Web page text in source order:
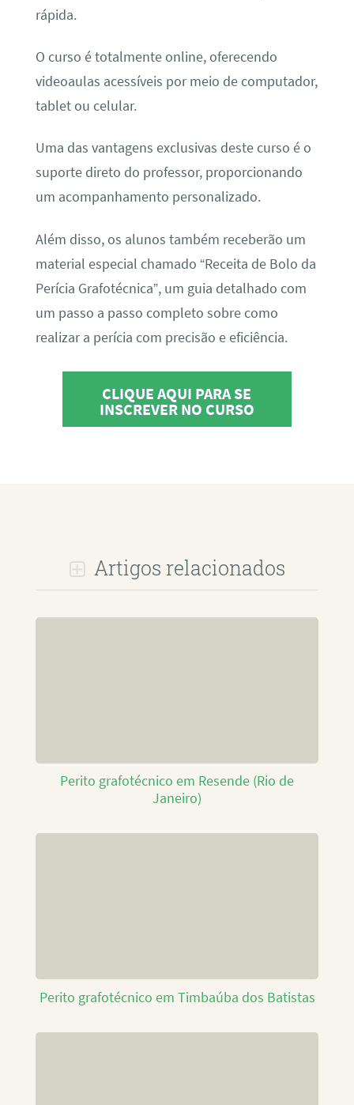
rápida.
O curso é totalmente online, oferecendo
videoaulas acessíveis por meio de computador,
tablet ou celular.
Uma das vantagens exclusivas deste curso é o
suporte direto do professor, proporcionando
um acompanhamento personalizado.
Além disso, os alunos também receberão um
material especial chamado “Receita de Bolo da
Perícia Grafotécnica”, um guia detalhado com
um passo a passo completo sobre como
realizar a perícia com precisão e eficiência.
CLIQUE AQUI PARA SE
INSCREVER NO CURSO
Artigos relacionados
Perito grafotécnico em Resende (Rio de
Janeiro)
Perito grafotécnico em Timbaúba dos Batistas